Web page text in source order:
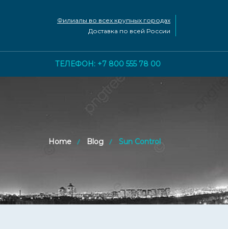
ТЕЛЕФОН: +7 800 555 78 00
Филиалы во всех крупных городах
Доставка по всей России
Home Blog Sun Control